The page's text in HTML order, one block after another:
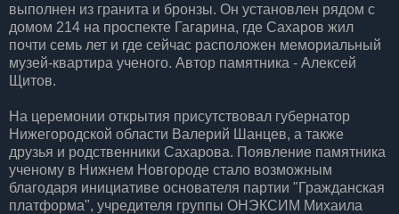
выполнен из гранита и бронзы. Он установлен рядом с
домом 214 на проспекте Гагарина, где Сахаров жил
почти семь лет и где сейчас расположен мемориальный
музей-квартира ученого. Автор памятника - Алексей
Щитов.
На церемонии открытия присутствовал губернатор
Нижегородской области Валерий Шанцев, а также
друзья и родственники Сахарова. Появление памятника
ученому в Нижнем Новгороде стало возможным
благодаря инициативе основателя партии "Гражданская
платформа", учредителя группы ОНЭКСИМ Михаила